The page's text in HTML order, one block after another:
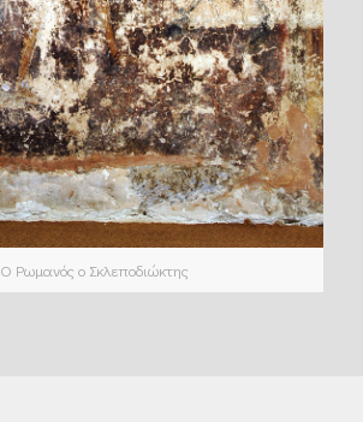
Ο Ρωμανός ο Σκλεποδιώκτης